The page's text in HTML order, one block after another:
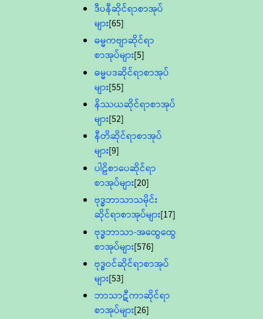
ဒီပနီဆိုင်ရာစာအုပ်
များ[65]
ဓမ္မကဗျာဆိုင်ရာ
စာအုပ်များ[5]
ဓမ္မပဒဆိုင်ရာစာအုပ်
များ[55]
နိဿယဆိုင်ရာစာအုပ်
များ[52]
နီတိဆိုင်ရာစာအုပ်
များ[9]
ပါဠိစာပေဆိုင်ရာ
စာအုပ်များ[20]
ဗုဒ္ဓဘာသာသမိုင်း
ဆိုင်ရာစာအုပ်များ[17]
ဗုဒ္ဓဘာသာ-အထွေထွေ
စာအုပ်များ[576]
ဗုဒ္ဓဝင်ဆိုင်ရာစာအုပ်
များ[53]
ဘာသာဋီကာဆိုင်ရာ
စာအုပ်များ[26]